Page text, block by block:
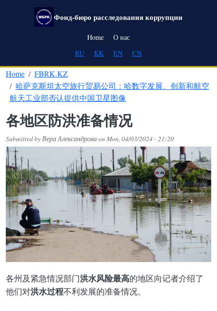
Skip to main content
Фонд-бюро расследования коррупции
Main navigation
Home
О нас
RU
KK EN CN
Home
FBRK.KZ
哈萨克斯坦太空旅行贸易公司：哈数字发展、创新和航空
航天工业部否认提供中国卫星图像
各地区防洪准备情况
Submitted byВера АлександроваonMon, 04/03/2024 - 21:20
各州及紧急情况部门洪水风险最高的地区向记者介绍了
他们对洪水过程不利发展的准备情况。